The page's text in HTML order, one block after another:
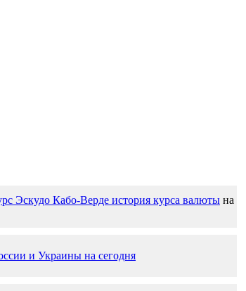
Эскудо Кабо-Верде история курса валюты на
и Украины на сегодня